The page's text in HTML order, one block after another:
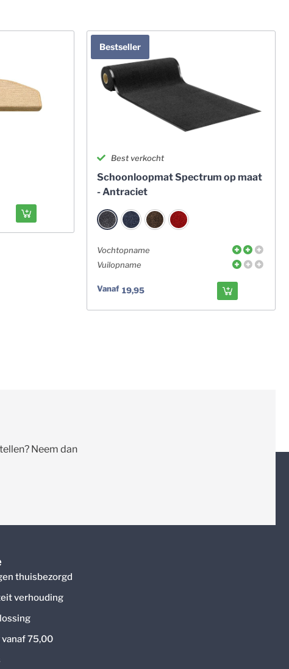
Bestseller
Best verkocht
Schoonloopmat Spectrum op maat
- Antraciet
Vochtopname
Vuilopname
Vanaf 19,95
Neem dan
thuisbezorgd
verhouding
75,00